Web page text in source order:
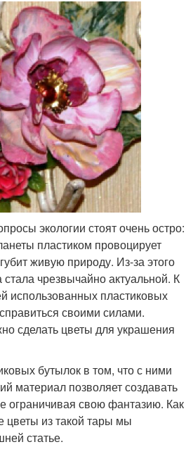
экологии стоят очень остро:
пластиком провоцирует
живую природу. Из-за этого
стала чрезвычайно актуальной. К
использованных пластиковых
своими силами.
сделать цветы для украшения
бутылок в том, что с ними
материал позволяет создавать
ограничивая свою фантазию. Как
цветы из такой тары мы
статье.